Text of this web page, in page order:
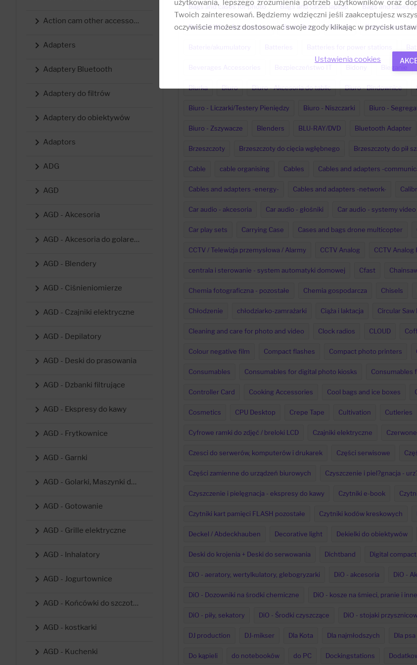
 Action cam other accessories
 Adapters
 Adaptery Bluetooth
 Adaptery do filtrów
 Adaptery do obiektywów
 Adaptors
 ADG
 AGD
 AGD - Akcesoria
 AGD - Akcesoria do golarek, trymerów, maszynek
 AGD - Blendery
 AGD - Ciśnieniomierze
 AGD - Czajniki elektryczne
 AGD - Depilatory
 AGD - Deski do prasowania
 AGD - Dzbanki filtrujące
 AGD - Ekspresy do kawy
 AGD - Frytkownice
 AGD - Garnki
 AGD - Golarki, Maszynki do strzyżenia i trymery
 AGD - Gotowanie
 AGD - Grille elektryczne
 AGD - Inhalatory
 AGD - Jogurtownice
 AGD - Końcówki do szczoteczek
 AGD - kostkarki
 AGD - Kuchenki
Bags and cases for photo Bags and cases laptop Bags and cases
Bar and Wine Accessories Basin Taps Baterie Baterie
Biurka Biuro Biuro - Akcesoria do tablic Biuro - Bindownice
Biuro - Liczarki/Testery Pieniędzy Biuro - Niszczarki Biuro -
Biuro - Zszywacze Blenders BLU-RAY/DVD Bluetooth Adapter
Brzeszczoty Brzeszczoty do cięcia wgłębnego Brzeszczoty do pił
Cable cable organising Cables Cables and adapters -
Cables and adapters -energy- Cables and adapters -network-
Car audio - akcesoria Car audio - głośniki Car audio - systemy video
Car play sets Carrying Case Cases and bags drone multicopter
CCTV / Telewizja przemysłowa / Alarmy CCTV Analog CCTV Analog
centrala i sterowanie - system automatyki domowej Cfast
Chemia fotograficzna - pozostałe Chemia gospodarcza Chisels
Chłodzenie chłodziarko-zamrażarki Ciąża i laktacja Circular Saw
Cleaning and care for photo and video Clock radios CLOUD
Colour negative film Compact flashes Compact photo printers
Consumables Consumables for digital photo kiosks Consumables
Controller Card Cooking Accessories Cool bags and ice boxes
Cosmetics CPU Desktop Crepe Tape Cultivation Cutleries
Cyfrowe ramki do zdjęć / breloki LCD Czajniki elektryczne
Czesci do serwerów, komputerów i drukarek Części serwisowe
Części zamienne do urządzeń biurowych Czyszczenie i piel?gnacja -
Czyszczenie i pielęgnacja - ekspresy do kawy Czytniki e-book
Czytniki kart pamięci FLASH pozostałe Czytniki kodów kreskowych
Deckel / Abdeckhauben Decorative light Dekielki do obiektywów
Deski do krojenia + Deski do serwowania Dichtband Digital
DiO - aeratory, wertylkulatory, glebogryzarki DiO - akcesoria DiO -
DiO - Dozowniki na środki chemiczne DiO - kosze na śmieci, pranie i inne
DiO - piły, sekatory DiO - Środki czyszczące DiO - stojaki
DJ production DJ-mikser Dla Kota Dla najmłodszych Dla psa
Do kąpieli do notebooków do PC Dockingstations
użytkowania, lepszego zrozumienia potrzeb użytkowników oraz
Twoich zainteresowań. Będziemy wdzięczni jeśli zaakceptujesz
oczywiście możesz dostosować swoje zgody klikając w przycisk
Ustawienia cookies